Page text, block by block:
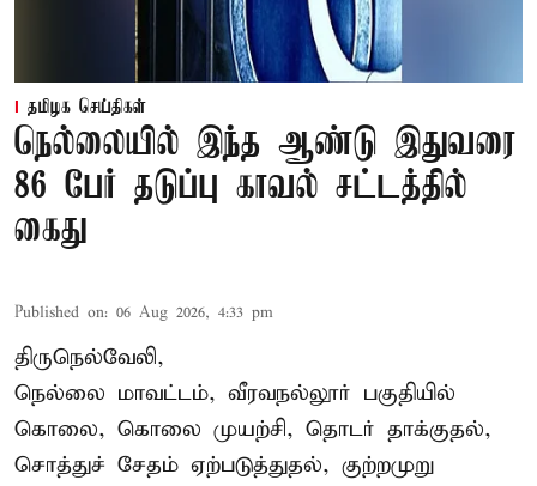
தமிழக செய்திகள்
நெல்லையில் இந்த ஆண்டு இதுவரை
86 பேர் தடுப்பு காவல் சட்டத்தில்
கைது
Published on: 06 Aug 2026, 4:33 pm
திருநெல்வேலி,
நெல்லை மாவட்டம், வீரவநல்லூர் பகுதியில்
கொலை, கொலை முயற்சி, தொடர் தாக்குதல்,
சொத்துச் சேதம் ஏற்படுத்துதல், குற்றமுறு